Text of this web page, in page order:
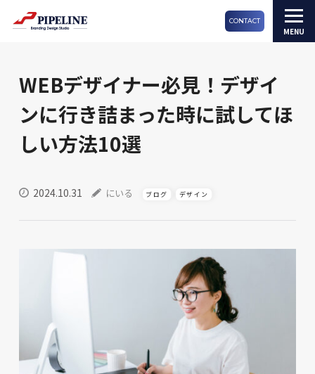
CONTACT
WEBデザイナー必見！デザイ
ンに行き詰まった時に試してほ
しい方法10選
2024.10.31 にいる ブログ デザイン